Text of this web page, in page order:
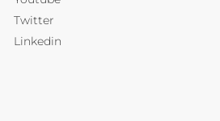
Twitter
Linkedin